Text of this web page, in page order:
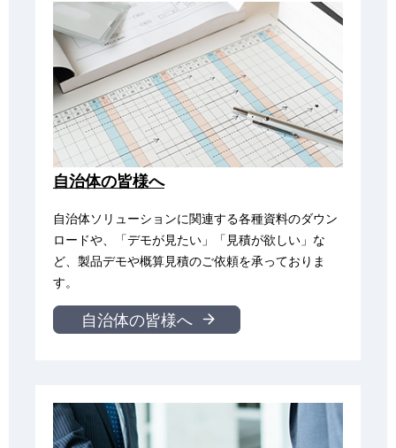
自治体の皆様へ
自治体ソリューションに関連する各種資料のダウン
ロードや、「デモが見たい」「見積が欲しい」な
ど、製品デモや概算見積のご依頼を承っておりま
す。
自治体の皆様へ